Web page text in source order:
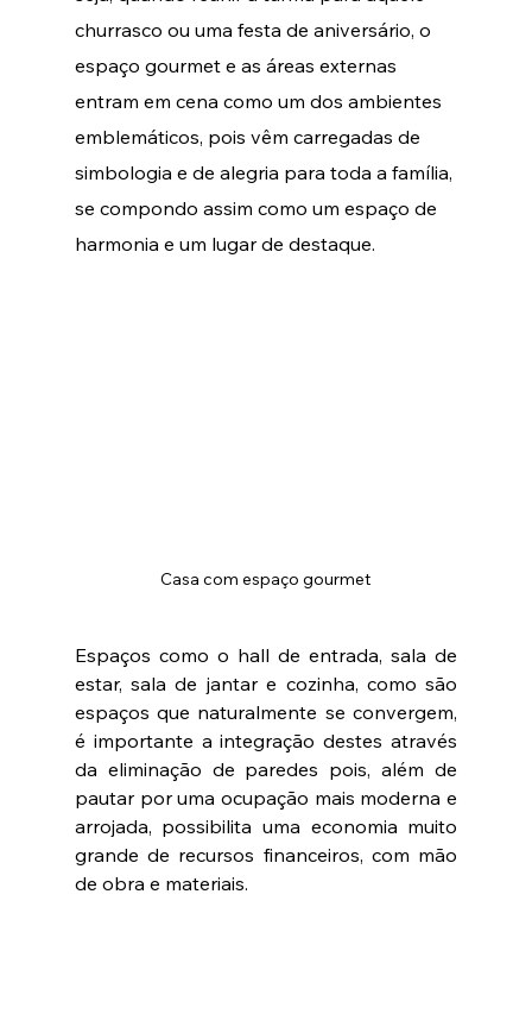
churrasco ou uma festa de aniversário, o
espaço gourmet e as áreas externas
entram em cena como um dos ambientes
emblemáticos, pois vêm carregadas de
simbologia e de alegria para toda a família,
se compondo assim como um espaço de
harmonia e um lugar de destaque.
Casa com espaço gourmet
Espaços como o hall de entrada, sala de
estar, sala de jantar e cozinha, como são
espaços que naturalmente se convergem,
é importante a integração destes através
da eliminação de paredes pois, além de
pautar por uma ocupação mais moderna e
arrojada, possibilita uma economia muito
grande de recursos financeiros, com mão
de obra e materiais.